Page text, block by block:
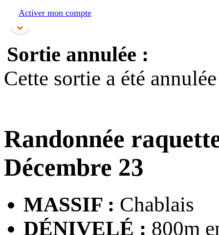
Activer mon compte
Sortie annulée :
Cette sortie a été
Randonnée
Décembre 23
MASSIF : Chablais
DÉNIVELÉ : 800m